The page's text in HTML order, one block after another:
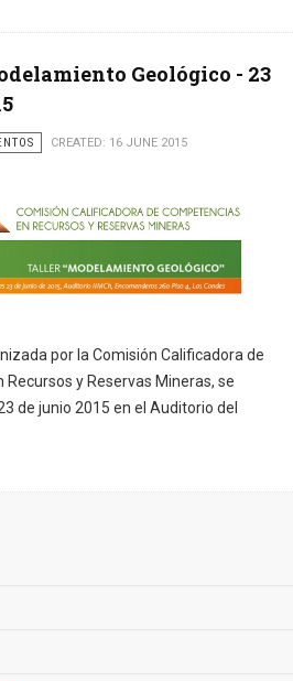
Geológico - 23
CREATED: 16 JUNE 2015
por la Comisión Calificadora de
y Reservas Mineras, se
de junio 2015 en el Auditorio del